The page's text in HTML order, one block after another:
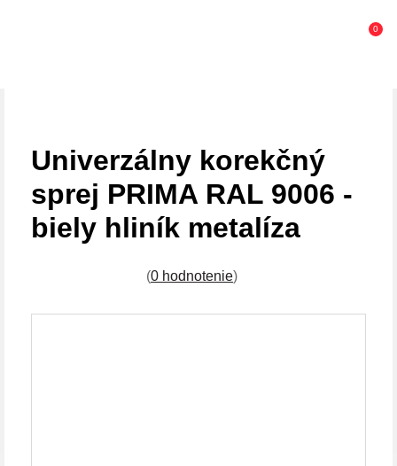
0
Univerzálny korekčný
sprej PRIMA RAL 9006 -
biely hliník metalíza
(0 hodnotenie)